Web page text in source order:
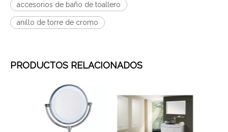
accesorios de baño de toallero
anillo de torre de cromo
PRODUCTOS RELACIONADOS